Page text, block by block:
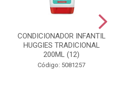
CONDICIONADOR INFANTIL
HUGGIES TRADICIONAL
200ML (12)
Código: 5081257